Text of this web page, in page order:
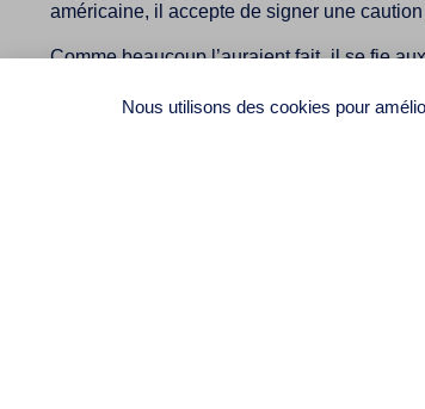
américaine, il accepte de signer une
Comme beaucoup l’auraient fait, il se fie
Nous utilisons des cookies pour